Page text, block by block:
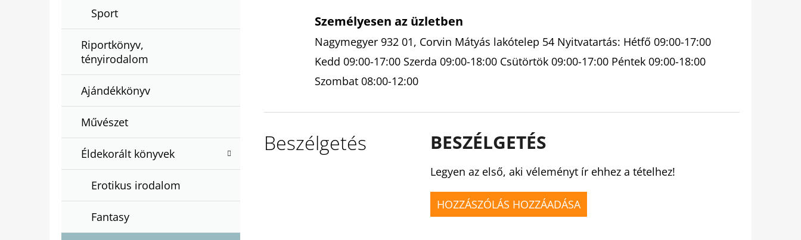
Sport
Riportkönyv,
tényirodalom
Ajándékkönyv
Művészet
Éldekorált könyvek
Erotikus irodalom
Fantasy
Személyesen az üzletben
Nagymegyer 932 01, Corvin Mátyás lakótelep 54 Nyitvatartás: Hétfő 09:00-17:00
Kedd 09:00-17:00 Szerda 09:00-18:00 Csütörtök 09:00-17:00 Péntek 09:00-18:00
Szombat 08:00-12:00
Beszélgetés BESZÉLGETÉS
Legyen az első, aki véleményt ír ehhez a tételhez!
HOZZÁSZÓLÁS HOZZÁADÁSA